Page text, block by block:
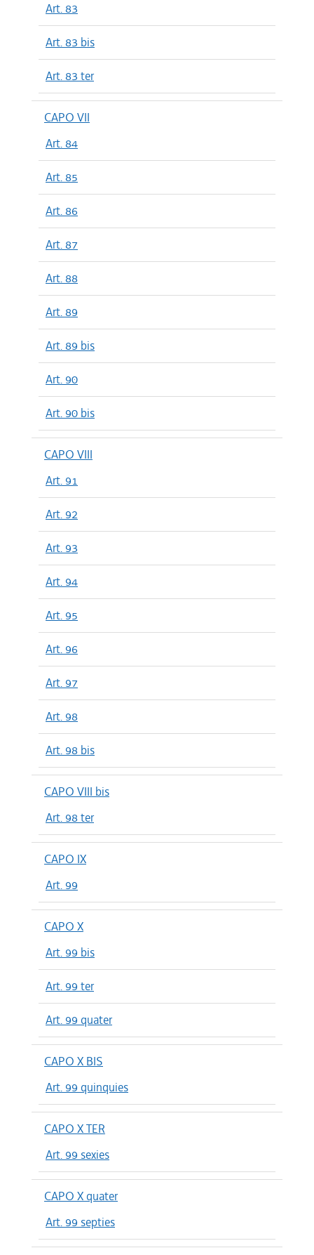
Art. 83
Art. 83 bis
Art. 83 ter
CAPO VII
Art. 84
Art. 85
Art. 86
Art. 87
Art. 88
Art. 89
Art. 89 bis
Art. 90
Art. 90 bis
CAPO VIII
Art. 91
Art. 92
Art. 93
Art. 94
Art. 95
Art. 96
Art. 97
Art. 98
Art. 98 bis
CAPO VIII bis
Art. 98 ter
CAPO IX
Art. 99
CAPO X
Art. 99 bis
Art. 99 ter
Art. 99 quater
CAPO X BIS
Art. 99 quinquies
CAPO X TER
Art. 99 sexies
CAPO X quater
Art. 99 septies